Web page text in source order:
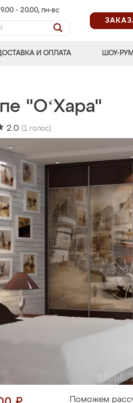
- 20.00, пн-вс
И ОПЛАТА ШОУ-РУМ
"OʻХара"
2.0 (1 голос)
Поможем